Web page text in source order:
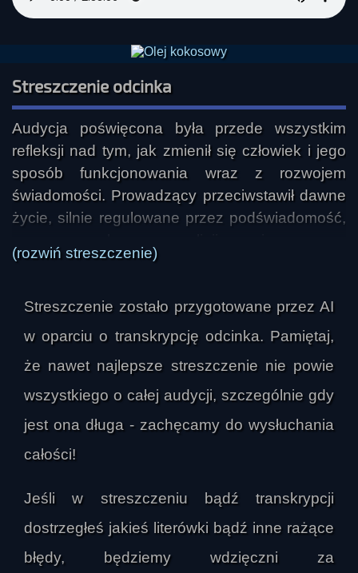
Streszczenie odcinka
Audycja poświęcona była przede wszystkim
refleksji nad tym, jak zmienił się człowiek i jego
sposób funkcjonowania wraz z rozwojem
świadomości. Prowadzący przeciwstawił dawne
życie, silnie regulowane przez podświadomość,
współczesnej sytuacji, w której dawny porządek
przeszłości zakres ludzkich działań był ściśle
wyznaczony przez rodzinę, środowisko, obyczaj
wpływ na własną drogę. Wraz z
„przebudzeniem” i większym udziałem
świadomości pojawiła się wolność wyboru, ale
życia.
W tym kontekście prowadzący mówił o
współczesnych ludziach jako o osobach
zagubionych, roszczeniowych, wygodnych i
(rozwiń streszczenie)
Streszczenie zostało przygotowane przez AI
w oparciu o transkrypcję odcinka. Pamiętaj,
że nawet najlepsze streszczenie nie powie
wszystkiego o całej audycji, szczególnie gdy
jest ona długa - zachęcamy do wysłuchania
całości!
Jeśli w streszczeniu bądź transkrypcji
dostrzegłeś jakieś literówki bądź inne rażące
błędy, będziemy wdzięczni za